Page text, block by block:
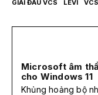
GIẢI ĐẤU VCS
LEVI
Microsoft âm
cho Windows 11
Khủng hoảng bộ